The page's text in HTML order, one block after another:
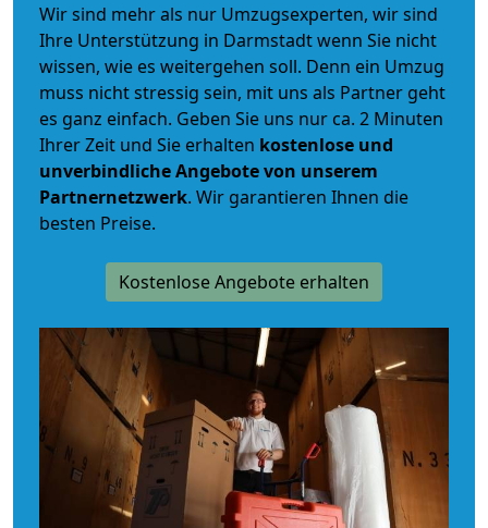
Wir sind mehr als nur Umzugsexperten, wir sind
Ihre Unterstützung in Darmstadt wenn Sie nicht
wissen, wie es weitergehen soll. Denn ein Umzug
muss nicht stressig sein, mit uns als Partner geht
es ganz einfach. Geben Sie uns nur ca. 2 Minuten
Ihrer Zeit und Sie erhalten kostenlose und
unverbindlicheAngebote von unserem
Partnernetzwerk. Wir garantieren Ihnen die
besten Preise.
Kostenlose Angebote erhalten